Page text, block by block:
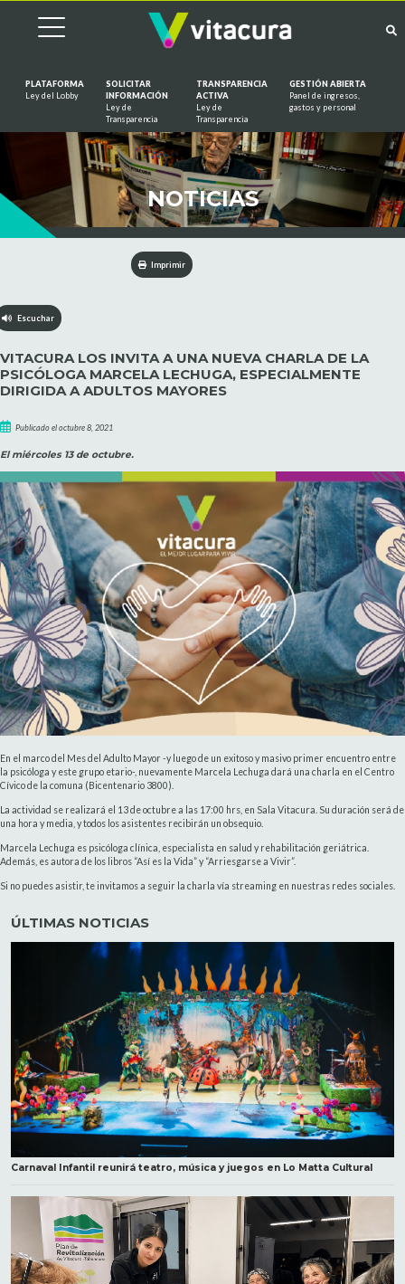
PLATAFORMA
Ley del Lobby
SOLICITAR
INFORMACIÓN
Ley de
Transparencia
TRANSPARENCIA
ACTIVA
Ley de
Transparencia
GESTIÓN ABIERTA
Panel de ingresos,
gastos y personal
NOTICIAS
Imprimir
Escuchar
VITACURA LOS INVITA A UNA NUEVA CHARLA DE LA
PSICÓLOGA MARCELA LECHUGA, ESPECIALMENTE
DIRIGIDA A ADULTOS MAYORES
Publicado el octubre 8, 2021
El miércoles 13 de octubre.
En el marco del Mes del Adulto Mayor -y luego de un exitoso y masivo primer encuentro entre
la psicóloga y este grupo etario-, nuevamente Marcela Lechuga dará una charla en el Centro
Cívico de la comuna (Bicentenario 3800).
La actividad se realizará el 13 de octubre a las 17:00 hrs, en Sala Vitacura. Su duración será de
una hora y media, y todos los asistentes recibirán un obsequio.
Marcela Lechuga es psicóloga clínica, especialista en salud y rehabilitación geriátrica.
Además, es autora de los libros “Así es la Vida” y “Arriesgarse a Vivir”.
Si no puedes asistir, te invitamos a seguir la charla vía streaming en nuestras redes sociales.
ÚLTIMAS NOTICIAS
Carnaval Infantil reunirá teatro, música y juegos en Lo Matta Cultural